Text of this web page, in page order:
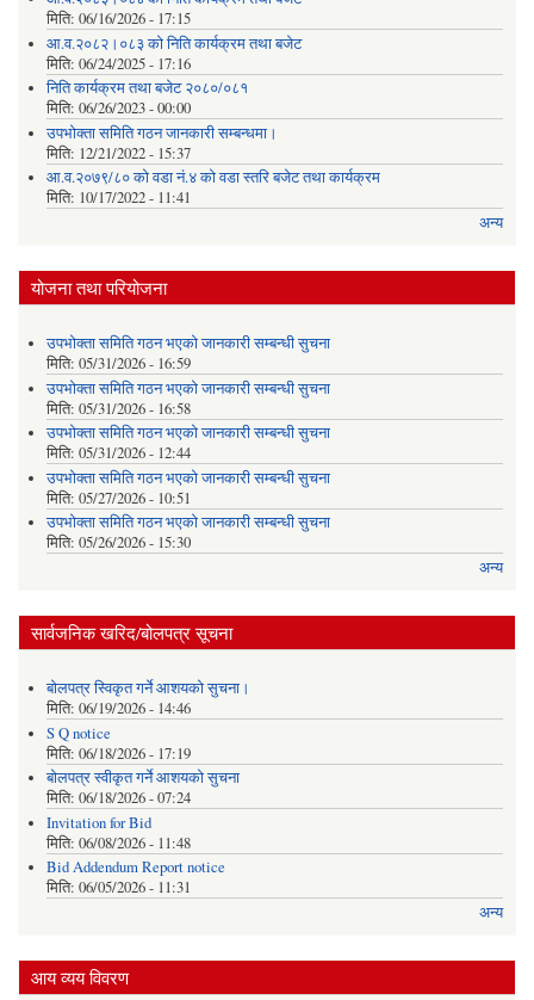
मिति: 06/16/2026 - 17:15
आ.व.२०८२।०८३ को निति कार्यक्रम तथा बजेट
मिति: 06/24/2025 - 17:16
निति कार्यक्रम तथा बजेट २०८०/०८१
मिति: 06/26/2023 - 00:00
उपभोक्ता समिति गठन जानकारी सम्बन्धमा।
मिति: 12/21/2022 - 15:37
आ.व.२०७९/८० को वडा नं.४ को वडा स्तरि बजेट तथा कार्यक्रम
मिति: 10/17/2022 - 11:41
अन्य
योजना तथा परियोजना
उपभोक्ता समिति गठन भएको जानकारी सम्बन्धी सुचना
मिति: 05/31/2026 - 16:59
उपभोक्ता समिति गठन भएको जानकारी सम्बन्धी सुचना
मिति: 05/31/2026 - 16:58
उपभोक्ता समिति गठन भएको जानकारी सम्बन्धी सुचना
मिति: 05/31/2026 - 12:44
उपभोक्ता समिति गठन भएको जानकारी सम्बन्धी सुचना
मिति: 05/27/2026 - 10:51
उपभोक्ता समिति गठन भएको जानकारी सम्बन्धी सुचना
मिति: 05/26/2026 - 15:30
अन्य
सार्वजनिक खरिद/बोलपत्र सूचना
बोलपत्र स्विकृत गर्ने आशयको सुचना।
मिति: 06/19/2026 - 14:46
S Q notice
मिति: 06/18/2026 - 17:19
बोलपत्र स्वीकृत गर्ने आशयको सुचना
मिति: 06/18/2026 - 07:24
Invitation for Bid
मिति: 06/08/2026 - 11:48
Bid Addendum Report notice
मिति: 06/05/2026 - 11:31
अन्य
आय व्यय विवरण